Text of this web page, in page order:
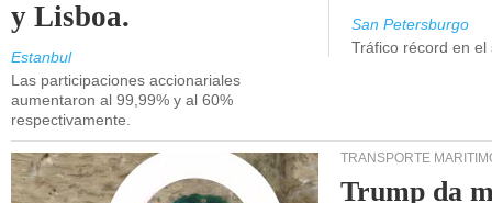
y Lisboa.
Estanbul
Las participaciones accionariales
aumentaron al 99,99% y al 60%
respectivamente.
San Petersburgo
Tráfico récord en
TRANSPORTE
Trump da